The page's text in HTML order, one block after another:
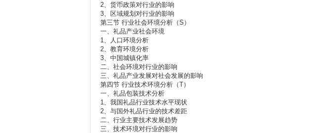
2、货币政策对行业的影响
3、区域规划对行业的影响
第三节 行业社会环境分析（S）
一、礼品产业社会环境
1、人口环境分析
2、教育环境分析
3、中国城镇化率
二、社会环境对行业的影响
三、礼品产业发展对社会发展的影响
第四节 行业技术环境分析（T）
一、礼品包装技术分析
1、我国礼品行业技术水平现状
2、与国外礼品行业的技术差距
二、行业主要技术发展趋势
三、技术环境对行业的影响